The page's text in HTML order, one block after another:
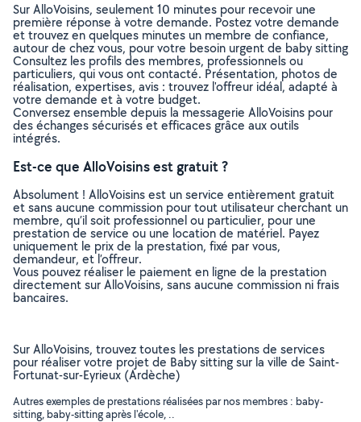
Sur AlloVoisins, seulement 10 minutes pour recevoir une
première réponse à votre demande. Postez votre demande
et trouvez en quelques minutes un membre de confiance,
autour de chez vous, pour votre besoin urgent de baby sitting
Consultez les profils des membres, professionnels ou
particuliers, qui vous ont contacté. Présentation, photos de
réalisation, expertises, avis : trouvez l'offreur idéal, adapté à
votre demande et à votre budget.
Conversez ensemble depuis la messagerie AlloVoisins pour
des échanges sécurisés et efficaces grâce aux outils
intégrés.
Est-ce que AlloVoisins est gratuit ?
Absolument ! AlloVoisins est un service entièrement gratuit
et sans aucune commission pour tout utilisateur cherchant un
membre, qu’il soit professionnel ou particulier, pour une
prestation de service ou une location de matériel. Payez
uniquement le prix de la prestation, fixé par vous,
demandeur, et l’offreur.
Vous pouvez réaliser le paiement en ligne de la prestation
directement sur AlloVoisins, sans aucune commission ni frais
bancaires.
Sur AlloVoisins, trouvez toutes les prestations de services
pour réaliser votre projet de Baby sitting sur la ville de Saint-
Fortunat-sur-Eyrieux (Ardèche)
Autres exemples de prestations réalisées par nos membres : baby-
sitting, baby-sitting après l'école, ..